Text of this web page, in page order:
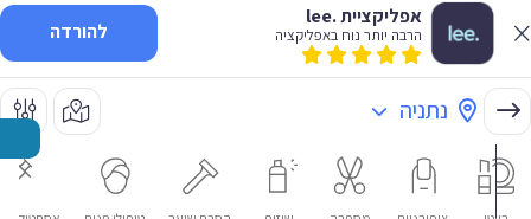
אפליקציית .lee
הרבה יותר נוח באפליקציה להורדה
נתניה